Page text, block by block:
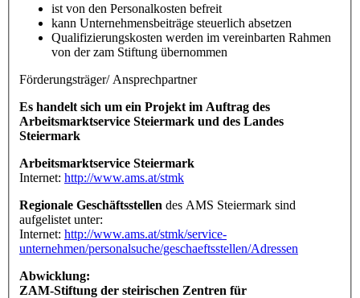
ist von den Personalkosten befreit
kann Unternehmensbeiträge steuerlich absetzen
Qualifizierungskosten werden im vereinbarten Rahmen
von der zam Stiftung übernommen
Förderungsträger/ Ansprechpartner
Es handelt sich um ein Projekt im Auftrag des
Arbeitsmarktservice Steiermark und des Landes
Steiermark
Arbeitsmarktservice Steiermark
Internet: http://www.ams.at/stmk
Regionale Geschäftsstellen des AMS Steiermark sind
aufgelistet unter:
Internet: http://www.ams.at/stmk/service-
unternehmen/personalsuche/geschaeftsstellen/Adressen
Abwicklung:
ZAM-Stiftung der steirischen Zentren für